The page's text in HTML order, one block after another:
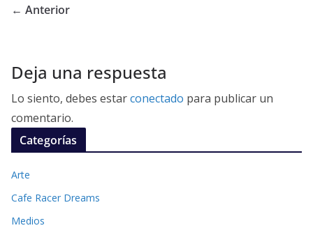
← Anterior
Deja una respuesta
Lo siento, debes estarconectado para publicar un
comentario.
Categorías
Arte
Cafe Racer Dreams
Medios